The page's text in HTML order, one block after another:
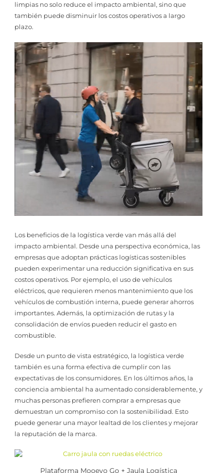
limpias no solo reduce el impacto ambiental, sino que
también puede disminuir los costos operativos a largo
plazo.
Los beneficios de la logística verde van más allá del
impacto ambiental. Desde una perspectiva económica, las
empresas que adoptan prácticas logísticas sostenibles
pueden experimentar una reducción significativa en sus
costos operativos. Por ejemplo, el uso de vehículos
eléctricos, que requieren menos mantenimiento que los
vehículos de combustión interna, puede generar ahorros
importantes. Además, la optimización de rutas y la
consolidación de envíos pueden reducir el gasto en
combustible.
Desde un punto de vista estratégico, la logística verde
también es una forma efectiva de cumplir con las
expectativas de los consumidores. En los últimos años, la
conciencia ambiental ha aumentado considerablemente, y
muchas personas prefieren comprar a empresas que
demuestran un compromiso con la sostenibilidad. Esto
puede generar una mayor lealtad de los clientes y mejorar
la reputación de la marca.
Plataforma Mooevo Go + Jaula Logística